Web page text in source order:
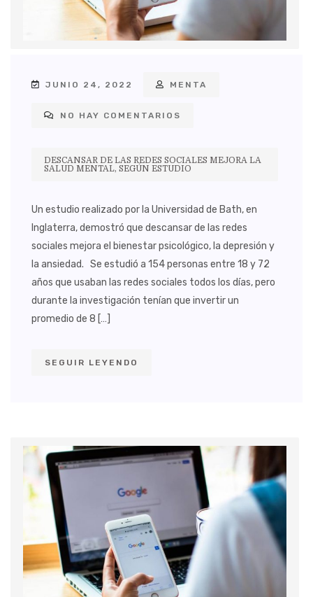
JUNIO 24, 2022 MENTA
NO HAY COMENTARIOS
DESCANSAR DE LAS REDES SOCIALES MEJORA LA
SALUD MENTAL, SEGÚN ESTUDIO
Un estudio realizado por la Universidad de Bath, en
Inglaterra, demostró que descansar de las redes
sociales mejora el bienestar psicológico, la depresión y
la ansiedad. Se estudió a 154 personas entre 18 y 72
años que usaban las redes sociales todos los días, pero
durante la investigación tenían que invertir un
promedio de 8 […]
SEGUIR LEYENDO